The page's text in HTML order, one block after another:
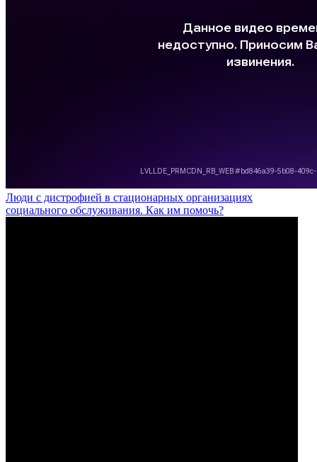
Люди с дистрофией в стационарных организациях
социального обслуживания. Как им помочь?